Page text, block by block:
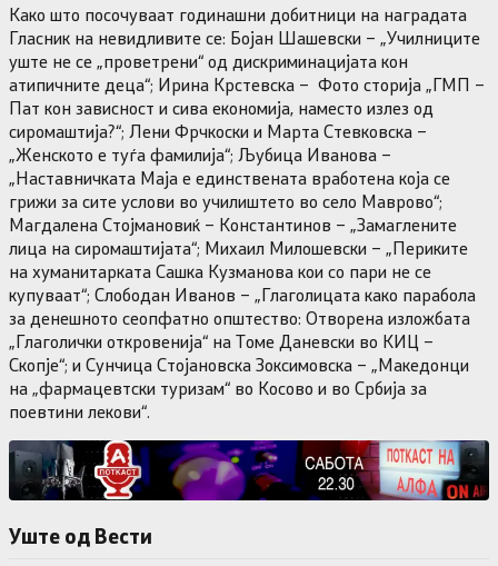
Како што посочуваат годинашни добитници на наградата
Гласник на невидливите се: Бојан Шашевски – „Училниците
уште не се „проветрени“ од дискриминацијата кон
атипичните деца“; Ирина Крстевска – Фото сторија „ГМП –
Пат кон зависност и сива економија, наместо излез од
сиромаштија?“; Лени Фрчкоски и Марта Стевковска –
„Женското е туѓа фамилија“; Љубица Иванова –
„Наставничката Маја е единствената вработена која се
грижи за сите услови во училиштето во село Маврово“;
Магдалена Стојмановиќ – Константинов – „Замаглените
лица на сиромаштијата“; Михаил Милошевски – „Периките
на хуманитарката Сашка Кузманова кои со пари не се
купуваат“; Слободан Иванов – „Глаголицата како парабола
за денешното сеопфатно општество: Отворена изложбата
„Глаголички откровенија“ на Томе Даневски во КИЦ –
Скопје“; и Сунчица Стојановска Зоксимовска – „Македонци
на „фармацевтски туризам“ во Косово и во Србија за
поевтини лекови“.
Уште од Вести